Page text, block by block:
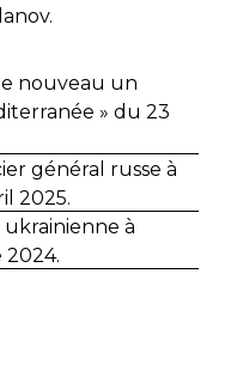
nouveau un
» du 23
général russe à
2025.
ukrainienne à
2024.